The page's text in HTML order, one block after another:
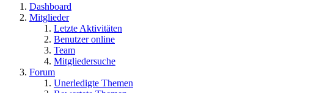
Dashboard
Mitglieder
Letzte Aktivitäten
Benutzer online
Team
Mitgliedersuche
Forum
Unerledigte Themen